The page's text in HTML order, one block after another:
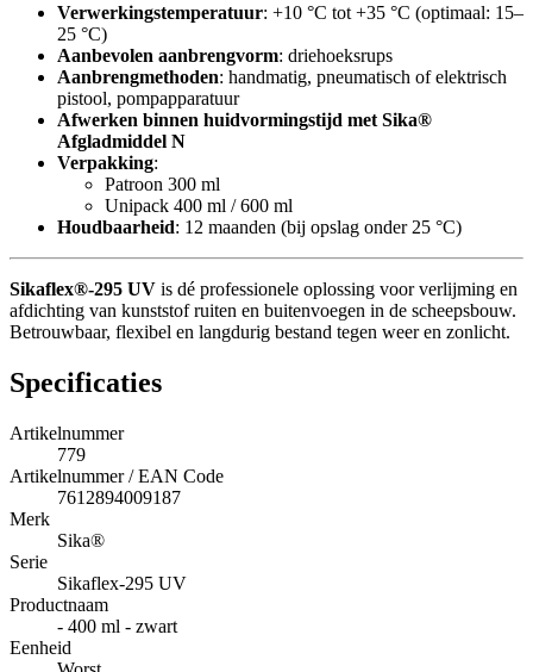
Verwerkingstemperatuur: +10 °C tot +35 °C (optimaal: 15–
25 °C)
Aanbevolen aanbrengvorm: driehoeksrups
Aanbrengmethoden: handmatig, pneumatisch of elektrisch
pistool, pompapparatuur
Afwerken binnen huidvormingstijd met Sika®
Afgladmiddel N
Verpakking:
Patroon 300 ml
Unipack 400 ml / 600 ml
Houdbaarheid: 12 maanden (bij opslag onder 25 °C)
Sikaflex®-295 UV is dé professionele oplossing voor verlijming en
afdichting van kunststof ruiten en buitenvoegen in de scheepsbouw.
Betrouwbaar, flexibel en langdurig bestand tegen weer en zonlicht.
Specificaties
Artikelnummer
779
Artikelnummer / EAN Code
7612894009187
Merk
Sika®
Serie
Sikaflex-295 UV
Productnaam
- 400 ml - zwart
Eenheid